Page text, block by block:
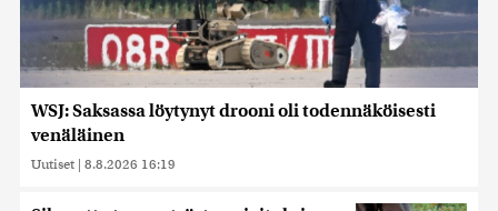
WSJ: Saksassa löytynyt drooni oli todennäköisesti
venäläinen
Uutiset | 8.8.2026 16:19